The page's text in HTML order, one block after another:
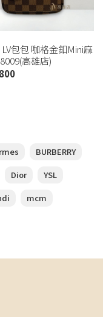
包包 咖格金釦Mini麻
高雄店)
BURBERRY
Dior
YSL
mcm